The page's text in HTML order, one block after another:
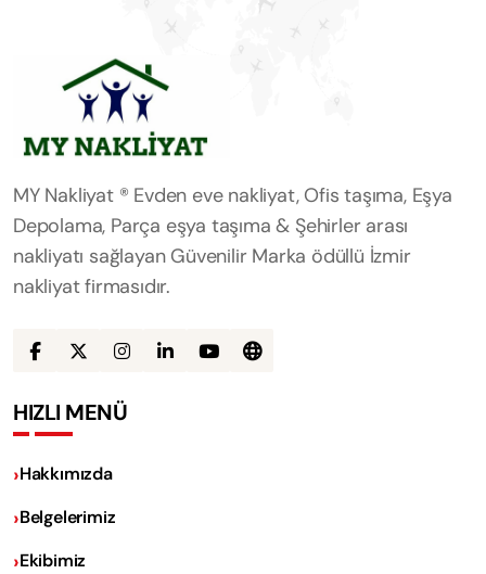
MY Nakliyat ® Evden eve nakliyat, Ofis taşıma, Eşya
Depolama, Parça eşya taşıma & Şehirler arası
nakliyatı sağlayan Güvenilir Marka ödüllü İzmir
nakliyat firmasıdır.
HIZLI MENÜ
Hakkımızda
Belgelerimiz
Ekibimiz